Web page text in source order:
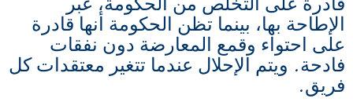
الإطاحة بها، بينما تظن الحكومة أنها قادرة
على احتواء وقمع المعارضة دون نفقات
فادحة. ويتم الإحلال عندما تتغير معتقدات كل
فريق.